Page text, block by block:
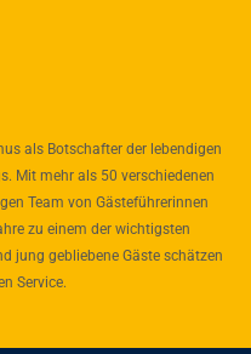
als Botschafter der lebendigen
Mit mehr als 50 verschiedenen
Team von Gästeführerinnen
zu einem der wichtigsten
jung gebliebene Gäste schätzen
Service.